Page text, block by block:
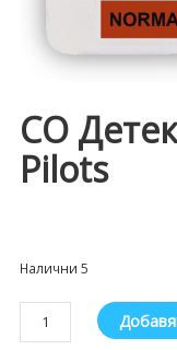
CO
Pilots
Налични 5
количество
за